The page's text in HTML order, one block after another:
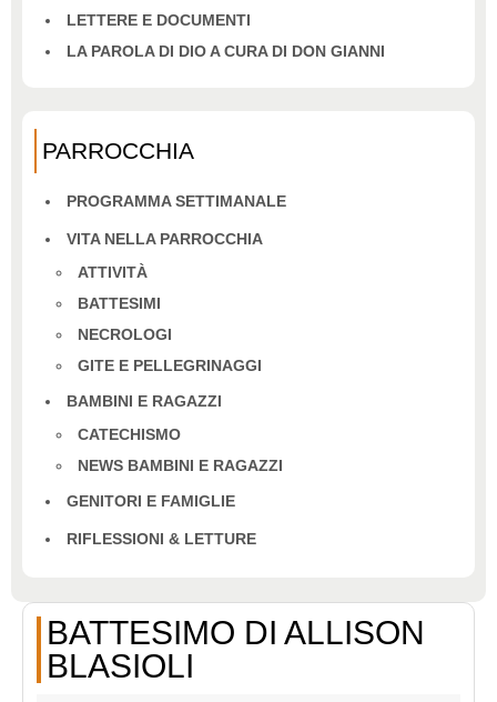
LETTERE E DOCUMENTI
LA PAROLA DI DIO A CURA DI DON GIANNI
PARROCCHIA
PROGRAMMA SETTIMANALE
VITA NELLA PARROCCHIA
ATTIVITÀ
BATTESIMI
NECROLOGI
GITE E PELLEGRINAGGI
BAMBINI E RAGAZZI
CATECHISMO
NEWS BAMBINI E RAGAZZI
GENITORI E FAMIGLIE
RIFLESSIONI & LETTURE
BATTESIMO DI ALLISON
BLASIOLI